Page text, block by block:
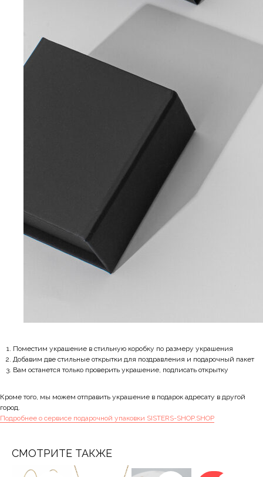
Поместим украшение в стильную коробку по размеру украшения
Добавим две стильные открытки для поздравления и подарочный пакет
Вам останется только проверить украшение, подписать открытку
Кроме того, мы можем отправить украшение в подарок адресату в другой
город.
Подробнее о сервисе подарочной упаковки SISTERS-SHOP.SHOP
СМОТРИТЕ ТАКЖЕ